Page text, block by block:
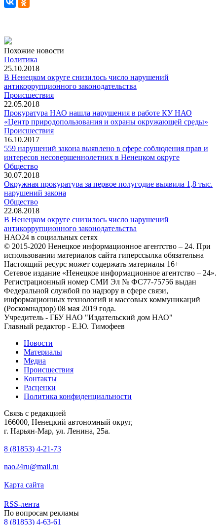
Похожие новости
Политика
25.10.2018
В Ненецком округе снизилось число нарушений
антикоррупционного законодательства
Происшествия
22.05.2018
Прокуратура НАО нашла нарушения в работе КУ НАО
«Центр природопользования и охраны окружающей среды»
Происшествия
16.10.2017
559 нарушений закона выявлено в сфере соблюдения прав и
интересов несовершеннолетних в Ненецком округе
Общество
30.07.2018
Окружная прокуратура за первое полугодие выявила 1,8 тыс.
нарушений закона
Общество
22.08.2018
В Ненецком округе снизилось число нарушений
антикоррупционного законодательства
НАО24 в социальных сетях
© 2015-2020 Ненецкое информационное агентство – 24. При
использовании материалов сайта гиперссылка обязательна
Настоящий ресурс может содержать материалы 16+
Сетевое издание «Ненецкое информационное агентство – 24».
Регистрационный номер СМИ Эл № ФС77-75756 выдан
Федеральной службой по надзору в сфере связи,
информационных технологий и массовых коммуникаций
(Роскомнадзор) 08 мая 2019 года.
Учредитель - ГБУ НАО "Издательский дом НАО"
Главный редактор - Е.Ю. Тимофеев
Новости
Материалы
Медиа
Происшествия
Контакты
Расценки
Политика конфиденциальности
Связь с редакцией
166000, Ненецкий автономный округ,
г. Нарьян-Мар, ул. Ленина, 25а.
8 (81853) 4-21-73
nao24ru@mail.ru
Карта сайта
RSS-лента
По вопросам рекламы
8 (81853) 4-63-61